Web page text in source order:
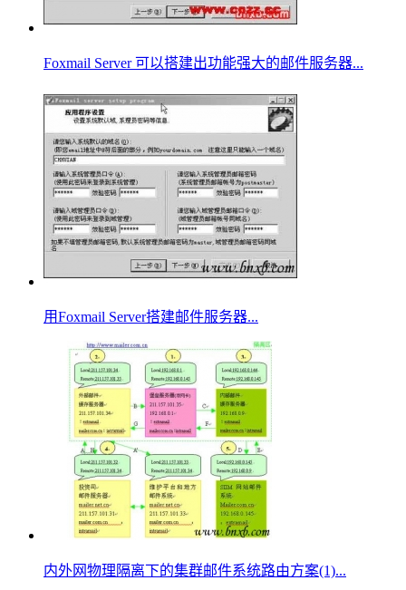
Foxmail Server 可以搭建出功能强大的邮件服务器...
用Foxmail Server搭建邮件服务器...
内外网物理隔离下的集群邮件系统路由方案(1)...